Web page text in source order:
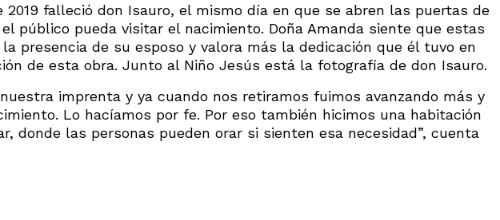
2019 falleció don Isauro, el mismo día en que se abren las puertas de
público pueda visitar el nacimiento. Doña Amanda siente que estas
presencia de su esposo y valora más la dedicación que él tuvo en
de esta obra. Junto al Niño Jesús está la fotografía de don Isauro.
imprenta y ya cuando nos retiramos fuimos avanzando más y
Lo hacíamos por fe. Por eso también hicimos una habitación
donde las personas pueden orar si sienten esa necesidad”, cuenta